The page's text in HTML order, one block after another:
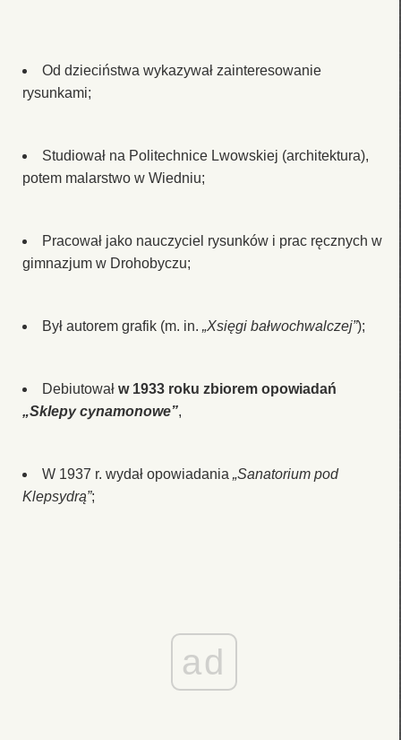
Od dzieciństwa wykazywał zainteresowanie
rysunkami;
Studiował na Politechnice Lwowskiej (architektura),
potem malarstwo w Wiedniu;
Pracował jako nauczyciel rysunków i prac ręcznych w
gimnazjum w Drohobyczu;
Był autorem grafik (m. in. „Xsięgi bałwochwalczej”);
Debiutował w 1933 roku zbiorem opowiadań
„Sklepy cynamonowe”,
W 1937 r. wydał opowiadania „Sanatorium pod
Klepsydrą”;
ad